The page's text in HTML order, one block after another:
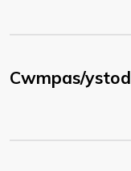
Cwmpas/ystod